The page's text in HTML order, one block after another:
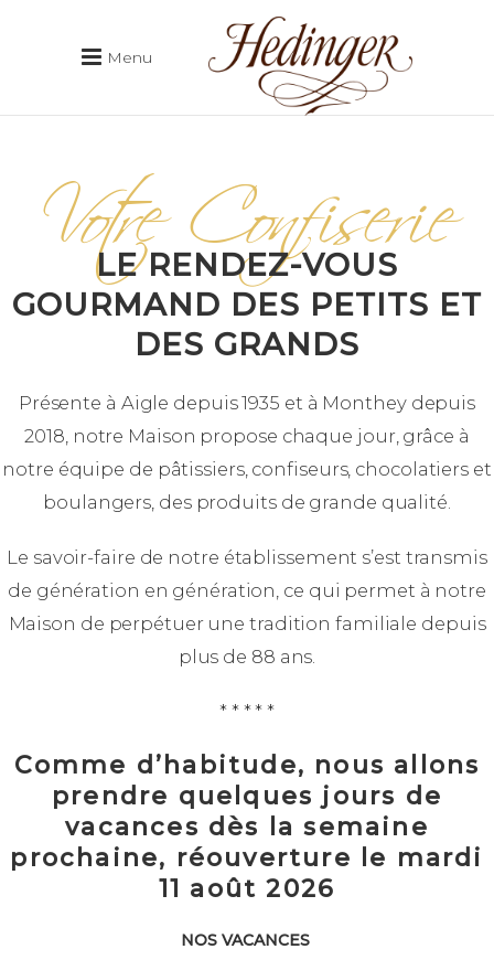
Menu
Votre Confiserie
LE RENDEZ-VOUS
GOURMAND DES PETITS ET
DES GRANDS
Présente à Aigle depuis 1935 et à Monthey depuis
2018, notre Maison propose chaque jour, grâce à
notre équipe de pâtissiers, confiseurs, chocolatiers et
boulangers, des produits de grande qualité.
Le savoir-faire de notre établissement s’est transmis
de génération en génération, ce qui permet à notre
Maison de perpétuer une tradition familiale depuis
plus de 88 ans.
* * * * *
Comme d’habitude, nous allons
prendre quelques jours de
vacances dès la semaine
prochaine, réouverture le mardi
11 août 2026
NOS VACANCES